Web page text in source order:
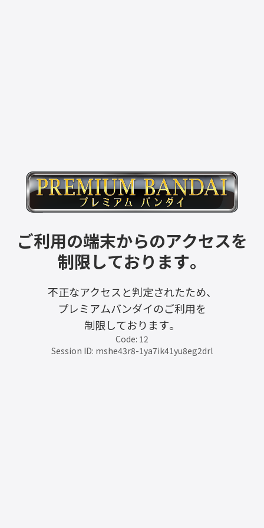
ご利用の端末からのアクセスを
制限しております。
不正なアクセスと判定されたため、
プレミアムバンダイのご利用を
制限しております。
Code: 12
Session ID: mshe43r8-1ya7ik41yu8eg2drl